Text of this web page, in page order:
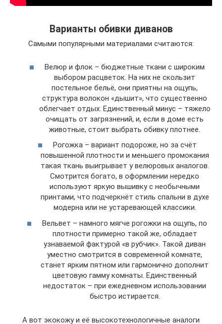
Варианты обивки диванов
Самыми популярными материалами считаются:
Велюр и флок – бюджетные ткани с широким
выбором расцветок. На них не скользит
постельное бельё, они приятны на ощупь,
структура волокон «дышит», что существенно
облегчает отдых. Единственный минус – тяжело
очищать от загрязнений, и, если в доме есть
животные, стоит выбрать обивку плотнее.
Рогожка – вариант подороже, но за счёт
повышенной плотности и меньшего промокания
такая ткань выигрывает у велюровых аналогов.
Смотрится богато, в оформлении нередко
используют яркую вышивку с необычными
принтами, что подчеркнёт стиль спальни в духе
модерна или не устаревающей классики.
Вельвет – намного мягче рогожки на ощупь, по
плотности примерно такой же, обладает
узнаваемой фактурой «в рубчик». Такой диван
уместно смотрится в современной комнате,
станет ярким пятном или гармонично дополнит
цветовую гамму комнаты. Единственный
недостаток – при ежедневном использовании
быстро истирается.
А вот экокожу и её высокотехнологичные аналоги